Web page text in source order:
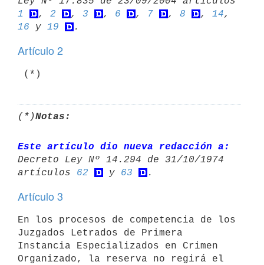
1
, 2 , 3 , 6 , 7 , 8 , 14
16 y 19
Artículo 2
(*)
(*)Notas:
Este artículo dio nueva redacción a:
Decreto Ley Nº 14.294 de 31/10/1974
artículos 62 y 63
Artículo 3
En los procesos de competencia de los
Juzgados Letrados de Primera
Instancia Especializados en Crimen
Organizado, la reserva no regirá el